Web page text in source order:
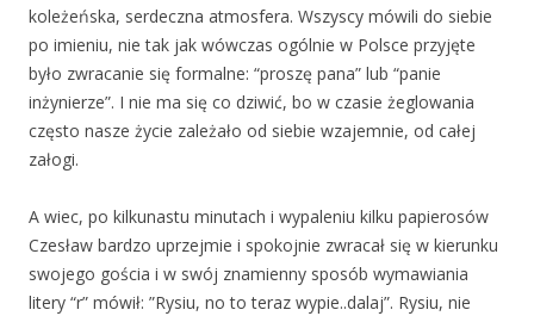
koleżeńska, serdeczna atmosfera. Wszyscy mówili do siebie
po imieniu, nie tak jak wówczas ogólnie w Polsce przyjęte
było zwracanie się formalne: “proszę pana” lub “panie
inżynierze”. I nie ma się co dziwić, bo w czasie żeglowania
często nasze życie zależało od siebie wzajemnie, od całej
załogi.
A wiec, po kilkunastu minutach i wypaleniu kilku papierosów
Czesław bardzo uprzejmie i spokojnie zwracał się w kierunku
swojego gościa i w swój znamienny sposób wymawiania
litery “r” mówił: ”Rysiu, no to teraz wypie..dalaj”. Rysiu, nie